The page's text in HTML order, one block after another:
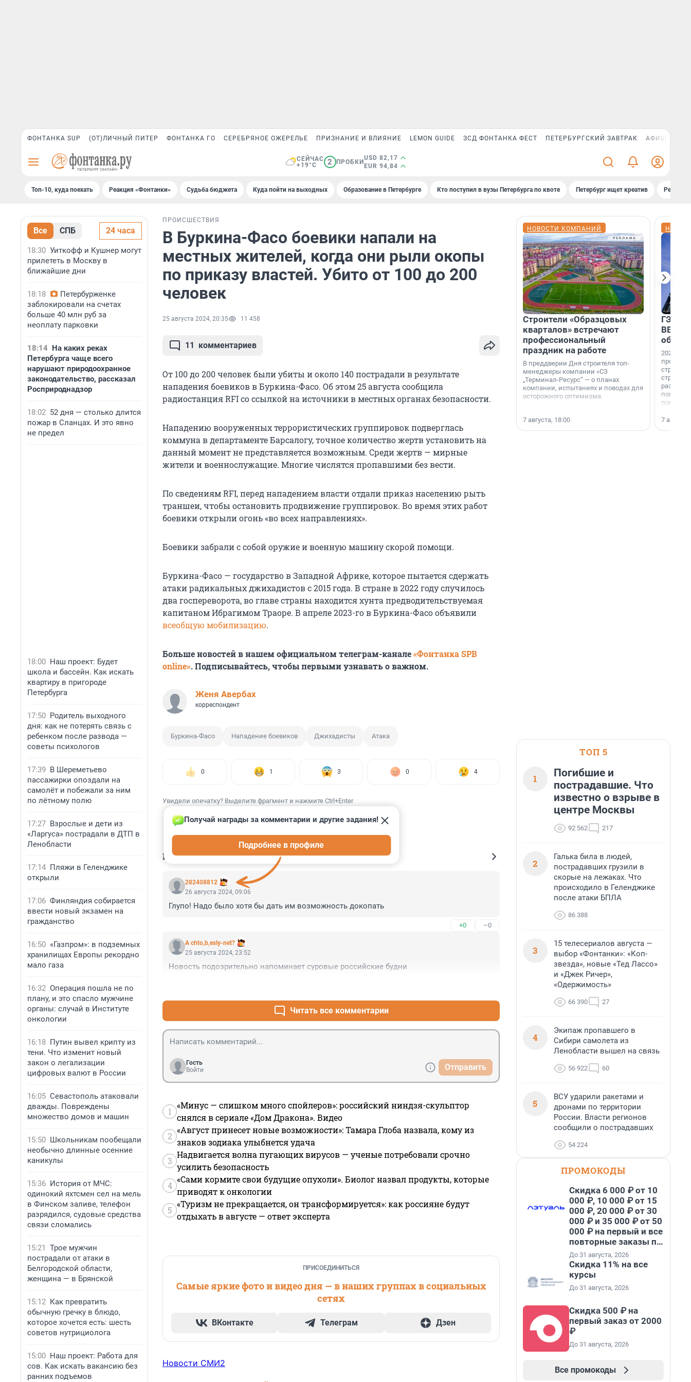
ФОНТАНКА SUP (ОТ)ЛИЧНЫЙ ПИТЕР ФОНТАНКА ГО СЕРЕБРЯНОЕ ОЖЕРЕЛЬЕ ПРИЗНАНИЕ И ВЛИЯНИЕ LEMON GUIDE ЗСД ФОНТАНКА ФЕСТ ПЕТЕРБУРГСКИЙ ЗАВТРАК АФИША PLUS
СЕЙЧАС
+19°C
2 ПРОБКИ
USD 82,17
EUR 94,84
Топ-10, куда поехать Реакция «Фонтанки» Судьба бюджета Куда пойти на выходных Образование в Петербурге Кто поступил в вузы Петербурга по квоте Петербург ищет креатив
Все СПБ 24 часа
18:30 Уиткофф и Кушнер могут
прилететь в Москву в
ближайшие дни
18:18
Петербурженке
заблокировали на счетах
больше 40 млн руб за
неоплату парковки
18:14 На каких реках
Петербурга чаще всего
нарушают природоохранное
законодательство, рассказал
Росприроднадзор
18:02 52 дня — столько длится
пожар в Сланцах. И это явно
не предел
18:00 Наш проект: Будет
школа и бассейн. Как искать
квартиру в пригороде
Петербурга
17:50 Родитель выходного
дня: как не потерять связь с
ребенком после развода —
советы психологов
17:39 В Шереметьево
пассажирки опоздали на
самолёт и побежали за ним
по лётному полю
17:27 Взрослые и дети из
«Ларгуса» пострадали в ДТП в
Ленобласти
17:14 Пляжи в Геленджике
открыли
17:06 Финляндия собирается
ввести новый экзамен на
гражданство
16:50 «Газпром»: в подземных
хранилищах Европы рекордно
мало газа
16:32 Операция пошла не по
плану, и это спасло мужчине
органы: случай в Институте
онкологии
16:18 Путин вывел крипту из
тени. Что изменит новый
закон о легализации
цифровых валют в России
16:05 Севастополь атаковали
дважды. Повреждены
множество домов и машин
15:50 Школьникам пообещали
необычно длинные осенние
каникулы
15:36 История от МЧС:
одинокий яхтсмен сел на мель
в Финском заливе, телефон
разрядился, судовые средства
связи сломались
15:21 Трое мужчин
пострадали от атаки в
Белгородской области,
женщина — в Брянской
15:12 Как превратить
обычную гречку в блюдо,
которое хочется есть: шесть
советов нутрициолога
15:00 Наш проект: Работа для
сов. Как искать вакансию без
ранних подъемов
ПРОИСШЕСТВИЯ
В Буркина-Фасо боевики напали на
местных жителей, когда они рыли окопы
по приказу властей. Убито от 100 до 200
человек
25 августа 2024, 20:35 11 458
11 комментариев
От 100 до 200 человек были убиты и около 140 пострадали в результате
нападения боевиков в Буркина-Фасо. Об этом 25 августа сообщила
радиостанция RFI со ссылкой на источники в местных органах безопасности.
Нападению вооруженных террористических группировок подверглась
коммуна в департаменте Барсалогу, точное количество жертв установить на
данный момент не представляется возможным. Среди жертв — мирные
жители и военнослужащие. Многие числятся пропавшими без вести.
По сведениям RFI, перед нападением власти отдали приказ населению рыть
траншеи, чтобы остановить продвижение группировок. Во время этих работ
боевики открыли огонь «во всех направлениях».
Боевики забрали с собой оружие и военную машину скорой помощи.
Буркина-Фасо — государство в Западной Африке, которое пытается сдержать
атаки радикальных джихадистов с 2015 года. В стране в 2022 году случилось
два госпереворота, во главе страны находится хунта предводительствуемая
капитаном Ибрагимом Траоре. В апреле 2023-го в Буркина-Фасо объявили
всеобщую мобилизацию.
Больше новостей в нашем официальном телеграм-канале«Фонтанка SPB
online». Подписывайтесь, чтобы первыми узнавать о важном.
Женя Авербах
корреспондент
Буркина-Фасо Нападение боевиков Джихадисты Атака
0 1 3 0 4
Увидели опечатку? Выделите фрагмент и нажмите Ctrl+Enter
КОММЕНТАРИИ 11
282408812
Получай награды за комментарии и другие задания!
Подробнее в профиле
26 августа 2024, 09:06
Глупо! Надо было хотя бы дать им возможность докопать
+0 –0
A chto,b,esly-net?
25 августа 2024, 23:52
Новость подозрительно напоминает суровые российские будни
Читать все комментарии
Гость
Войти
Отправить
1
«Минус — слишком много спойлеров»: российский ниндзя-скульптор
снялся в сериале «Дом Дракона». Видео
2
«Август принесет новые возможности»: Тамара Глоба назвала, кому из
знаков зодиака улыбнется удача
3
Надвигается волна пугающих вирусов — ученые потребовали срочно
усилить безопасность
4
«Сами кормите свои будущие опухоли». Биолог назвал продукты, которые
приводят к онкологии
5
«Туризм не прекращается, он трансформируется»: как россияне будут
отдыхать в августе — ответ эксперта
ПРИСОЕДИНИТЬСЯ
Самые яркие фото и видео дня — в наших группах в социальных
сетях
ВКонтакте Телеграм Дзен
Новости СМИ2
НОВОСТИ КОМПАНИЙ
Строители «Образцовых
кварталов» встречают
профессиональный
праздник на работе
В преддверии Дня строителя топ-
менеджеры компании «СЗ
„Терминал-Ресурс“ — о планах
компании, испытаниях и поводах для
осторожного оптимизма.
7 августа, 18:00
ГЭС,
ВВП: в
об
2026-й —
раз. В
7
ТОП 5
1
Погибшие и
пострадавшие. Что
известно о взрыве в
центре Москвы
92 562 217
2
Галька била в людей,
пострадавших грузили в
скорые на лежаках. Что
происходило в Геленджике
после атаки БПЛА
86 388
3
15 телесериалов августа —
выбор «Фонтанки»: «Коп-
звезда», новые «Тед Лассо»
и «Джек Ричер»,
«Одержимость»
66 390 27
4
Экипаж пропавшего в
Сибири самолета из
Ленобласти вышел на связь
56 922 60
5
ВСУ ударили ракетами и
дронами по территории
России. Власти регионов
сообщили о пострадавших
54 224
ПРОМОКОДЫ
Скидка 6 000 ₽ от 10
000 ₽, 10 000 ₽ от 15
000 ₽, 20 000 ₽ от 30
000 ₽ и 35 000 ₽ от 50
000 ₽ на первый и все
повторные заказы по
промокоду НАБЕРИ
До 31 августа, 2026
Скидка 11% на все
курсы
До 31 августа, 2026
Скидка 500 ₽ на
первый заказ от 2000
₽
До 31 августа, 2026
Все промокоды